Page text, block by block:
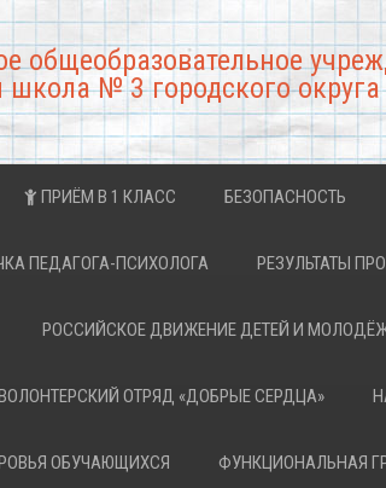
общеобразовательное
школа № 3 городского
ПРИЁМ В 1 КЛАСС БЕЗОПАСНОСТЬ
ПЕДАГОГА-ПСИХОЛОГА РЕЗУЛЬТАТЫ
РОССИЙСКОЕ ДВИЖЕНИЕ ДЕТЕЙ И
ОТРЯД «ДОБРЫЕ СЕРДЦА»
ОБУЧАЮЩИХСЯ ФУНКЦИОНАЛЬНАЯ